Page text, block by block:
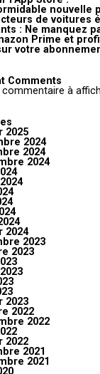
nouvelle
de voitures
: Ne manquez
Prime et
votre
Comments
à
2025
2024
2024
2024
2024
2023
2023
2023
2022
2022
2022
2021
2021